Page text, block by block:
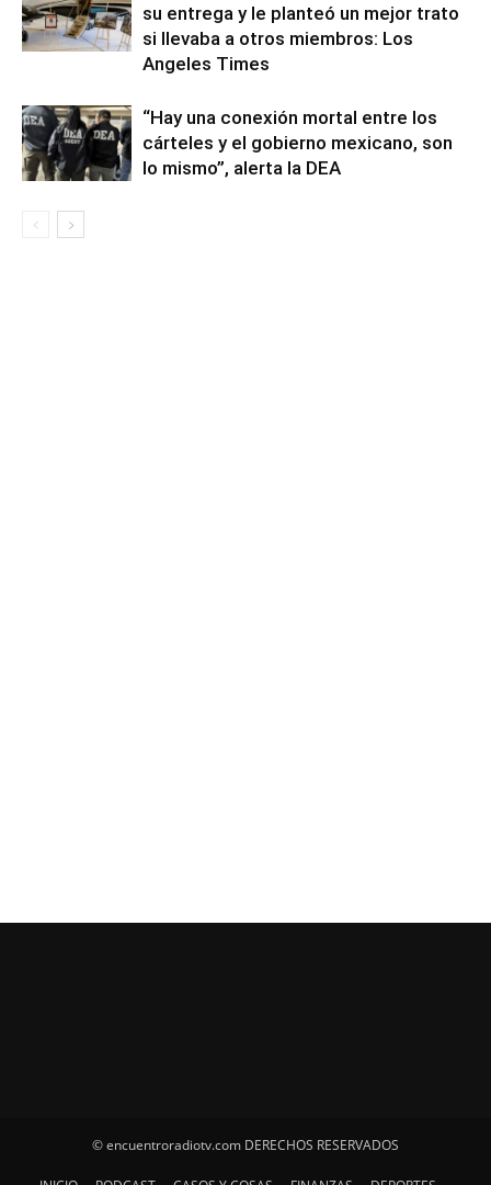
su entrega y le planteó un mejor trato
si llevaba a otros miembros: Los
Angeles Times
“Hay una conexión mortal entre los
cárteles y el gobierno mexicano, son
lo mismo”, alerta la DEA
© encuentroradiotv.com DERECHOS RESERVADOS